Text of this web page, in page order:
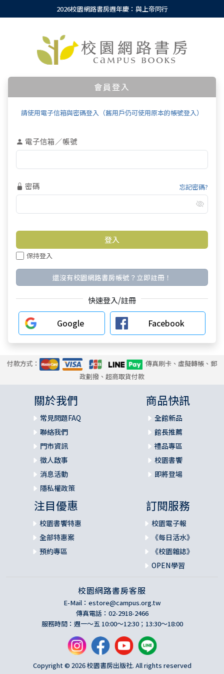
2026校園網路書房週年慶：與上帝同行
會員登入
請使用電子信箱與密碼登入（舊用戶仍可使用原本的帳號登入）
電子信箱／帳號
密碼 忘記密碼?
保持登入
還沒有校園網路書房帳號？立即註冊！
快速登入/註冊
Google Facebook
付款方式：
傳真刷卡、虛擬轉帳、郵
政劃撥、超商取貨付款
關於我們
常見問題FAQ
聯絡我們
門市資訊
徵人啟事
消息活動
隱私權政策
商品快訊
全館新品
館長推薦
禮品專區
校園書饗
即將登場
注目優惠
校園書饗特惠
全部特惠案
預約專區
訂閱服務
校園電子報
《每日活水》
《校園雜誌》
OPEN學習
校園網路書房客服
E-Mail： estore@campus.org.tw
傳真電話：02-2918-2466
服務時間：週一～五 10:00～12:30；13:30～18:00
Copyright © 2026 校園書房出版社. All rights reserved